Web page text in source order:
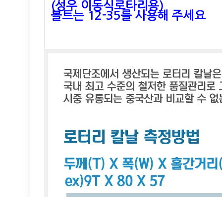
(성우 이동식로타리용)
볼트는 12-35를 사용해 주세요